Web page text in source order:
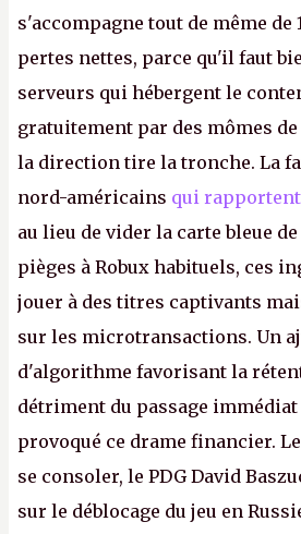
s'accompagne tout de même de
pertes nettes, parce qu'il faut
serveurs qui hébergent le
gratuitement par des mômes
la direction tire la tronche. La
nord-américains qui
au lieu de vider la carte bleue
pièges à Robux habituels, ces
jouer à des titres captivants
sur les microtransactions. Un
d'algorithme favorisant la
détriment du passage immédiat
provoqué ce drame financier.
se consoler, le PDG David
sur le déblocage du jeu en